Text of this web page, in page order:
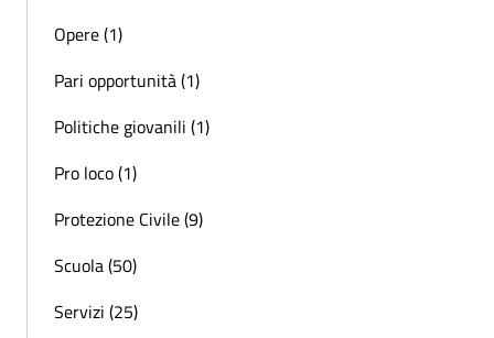
Opere (1)
Pari opportunità (1)
Politiche giovanili (1)
Pro loco (1)
Protezione Civile (9)
Scuola (50)
Servizi (25)